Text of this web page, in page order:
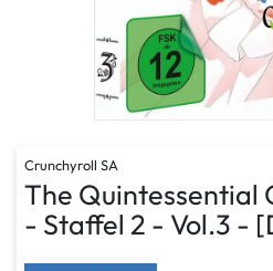
Crunchyroll SA
The Quintessential
- Staffel 2 - Vol.3 -